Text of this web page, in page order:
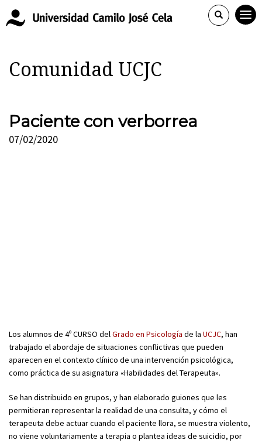
Comunidad UCJC
Paciente con verborrea
07/02/2020
Los alumnos de 4º CURSO delGrado en Psicología de la UCJC, han
trabajado el abordaje de situaciones conflictivas que pueden
aparecen en el contexto clínico de una intervención psicológica,
como práctica de su asignatura «Habilidades del Terapeuta».
Se han distribuido en grupos, y han elaborado guiones que les
permitieran representar la realidad de una consulta, y cómo el
terapeuta debe actuar cuando el paciente llora, se muestra violento,
no viene voluntariamente a terapia o plantea ideas de suicidio, por